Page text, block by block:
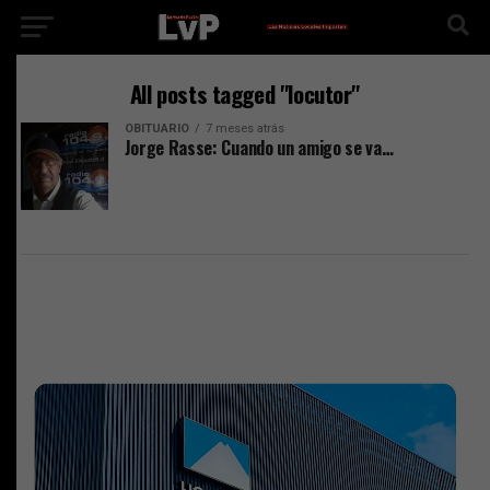
All posts tagged "locutor"
OBITUARIO 7 meses atrás
Jorge Rasse: Cuando un amigo se va…